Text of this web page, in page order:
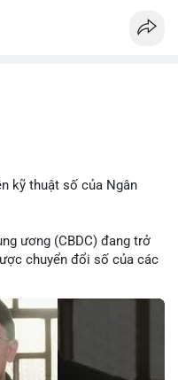
kỹ thuật số của Ngân
ương (CBDC) đang trở
chuyển đổi số của các
được phát hành và
ương nhằm tối ưu hóa
quả chính sách tiền tệ.
đổi diện mạo của hạ
sự tiện lợi trong giao dịch